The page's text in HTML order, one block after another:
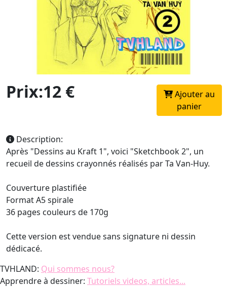
Prix:12 €
Ajouter au
panier
Description:
Après "Dessins au Kraft 1", voici "Sketchbook 2", un
recueil de dessins crayonnés réalisés par Ta Van-Huy.
Couverture plastifiée
Format A5 spirale
36 pages couleurs de 170g
Cette version est vendue sans signature ni dessin
dédicacé.
TVHLAND: Qui sommes nous?
Apprendre à dessiner: Tutoriels videos, articles...